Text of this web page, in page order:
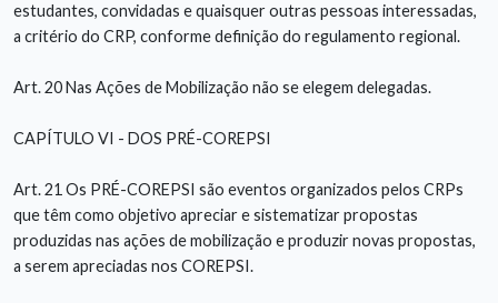
estudantes, convidadas e quaisquer outras pessoas interessadas,
a critério do CRP, conforme definição do regulamento regional.
Art. 20 Nas Ações de Mobilização não se elegem delegadas.
CAPÍTULO VI - DOS PRÉ-COREPSI
Art. 21 Os PRÉ-COREPSI são eventos organizados pelos CRPs
que têm como objetivo apreciar e sistematizar propostas
produzidas nas ações de mobilização e produzir novas propostas,
a serem apreciadas nos COREPSI.